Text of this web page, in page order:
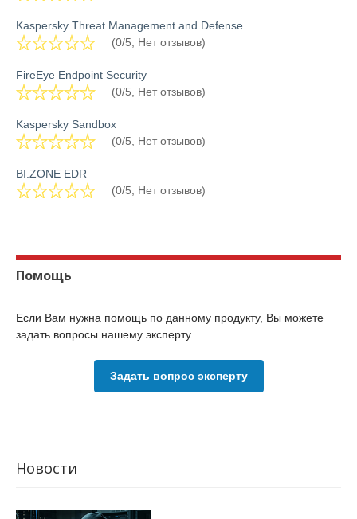
Kaspersky Threat Management and Defense
(0/5, Нет отзывов)
FireEye Endpoint Security
(0/5, Нет отзывов)
Kaspersky Sandbox
(0/5, Нет отзывов)
BI.ZONE EDR
(0/5, Нет отзывов)
Помощь
Если Вам нужна помощь по данному продукту, Вы можете
задать вопросы нашему эксперту
Задать вопрос эксперту
Новости